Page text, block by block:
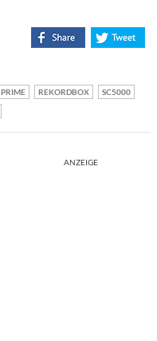
PRIME REKORDBOX
SC5000
ANZEIGE